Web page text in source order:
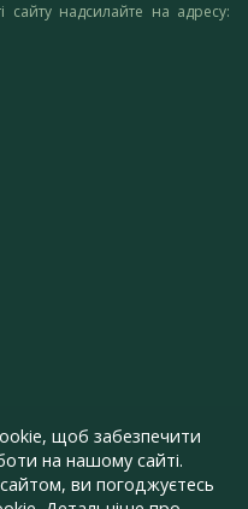
сайту надсилайте на адресу:
щоб забезпечити
на нашому сайті.
ви погоджуєтесь